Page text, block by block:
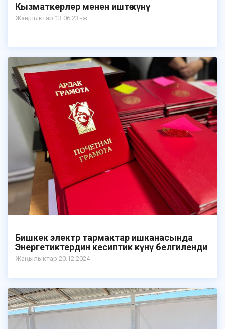
Кызматкерлер менен иштөө күнү
Жаңылыктар 13.06.23 -ж
Бишкек электр тармактар ишканасында
Энергетиктердин кесиптик күнү белгиленди
Жаӊылыктар 20.12.2024